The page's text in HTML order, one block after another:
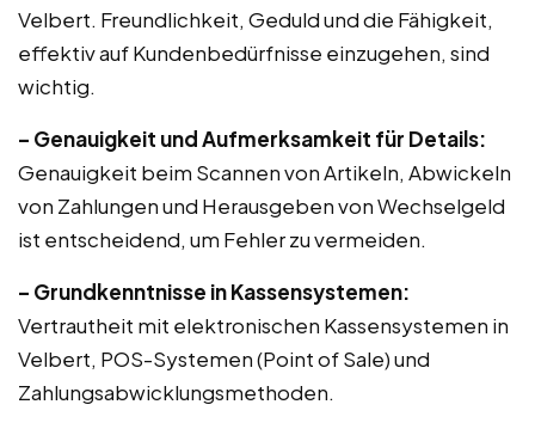
Velbert. Freundlichkeit, Geduld und die Fähigkeit,
effektiv auf Kundenbedürfnisse einzugehen, sind
wichtig.
– Genauigkeit und Aufmerksamkeit für Details:
Genauigkeit beim Scannen von Artikeln, Abwickeln
von Zahlungen und Herausgeben von Wechselgeld
ist entscheidend, um Fehler zu vermeiden.
– Grundkenntnisse in Kassensystemen:
Vertrautheit mit elektronischen Kassensystemen in
Velbert, POS-Systemen (Point of Sale) und
Zahlungsabwicklungsmethoden.